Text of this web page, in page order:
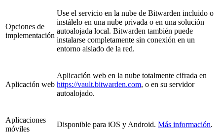
Opciones de
implementación
Use el servicio en la nube de Bitwarden incluido o
instálelo en una nube privada o en una solución
autoalojada local. Bitwarden también puede
instalarse completamente sin conexión en un
entorno aislado de la red.
Aplicación web
Aplicación web en la nube totalmente cifrada en
https://vault.bitwarden.com, o en su servidor
autoalojado.
Aplicaciones
móviles
Disponible para iOS y Android. Más información.